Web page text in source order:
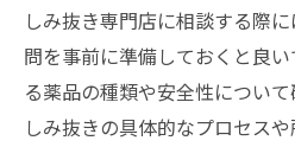
しみ抜き専門店に相談する際
問を事前に準備しておくと良
る薬品の種類や安全性について
しみ抜きの具体的なプロセス